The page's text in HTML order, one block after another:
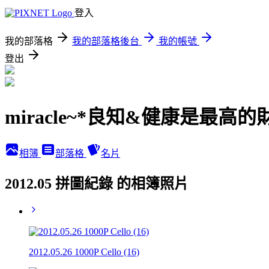
登入
我的部落格 我的部落格後台
我的帳號
登出
miracle~*良知&健康是最高的
相簿 部落格 名片
2012.05 拼圖紀錄 的相簿照片
2012.05.26 1000P Cello (16)